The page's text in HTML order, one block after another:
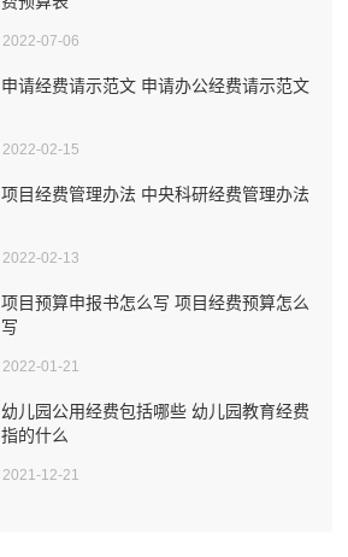
2022-07-06
申请经费请示范文 申请办公经费请示范文
2022-02-15
项目经费管理办法 中央科研经费管理办法
2022-02-13
项目预算申报书怎么写 项目经费预算怎么
写
2022-01-21
幼儿园公用经费包括哪些 幼儿园教育经费
指的什么
2021-12-21